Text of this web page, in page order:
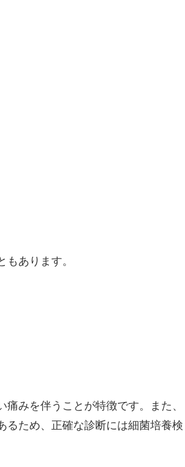
あります。
みを伴うことが特徴です。また、
るため、正確な診断には細菌培養検